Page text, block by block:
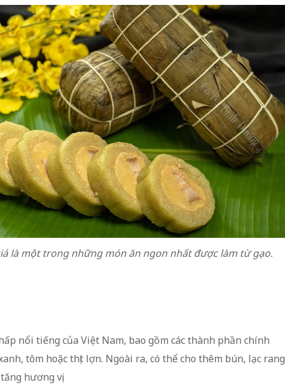
là một trong những món ăn ngon nhất được làm từ gạo.
nổi tiếng của Việt Nam, bao gồm các thành phần chính
tôm hoặc thịt lợn. Ngoài ra, có thể cho thêm bún, lạc rang
hương vị.